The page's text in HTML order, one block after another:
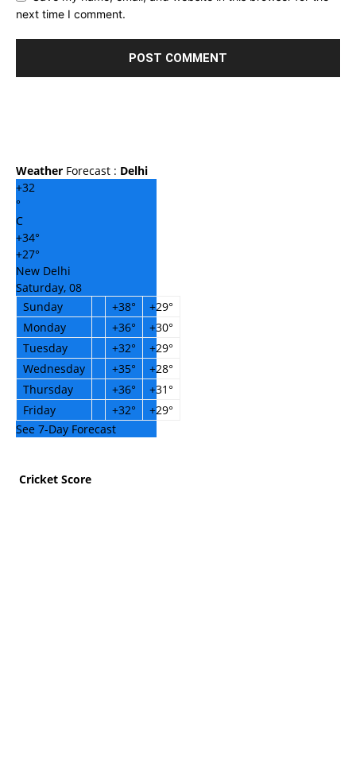
next time I comment.
Weather Forecast : Delhi
+32
°
C
+34°
+27°
New Delhi
Saturday, 08
Sunday
+38° +29°
Monday
+36° +30°
Tuesday
+32° +29°
Wednesday
+35° +28°
Thursday
+36° +31°
Friday
+32° +29°
See 7-Day Forecast
Cricket Score